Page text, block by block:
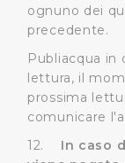
ognuno dei
precedente.
Publiacqua in
lettura, il
prossima
comunicare
12. In caso